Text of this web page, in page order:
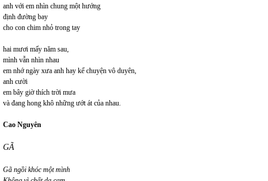
anh với em nhìn chung một hướng
định đường bay
cho con chim nhỏ trong tay
hai mươi mấy năm sau,
mình vẫn nhìn nhau
em nhớ ngày xưa anh hay kể chuyện vô duyên,
anh cười
em bây giờ thích trời mưa
và đang hong khô những ướt át của nhau.
Cao Nguyên
GÃ
Gã ngồi khóc một mình